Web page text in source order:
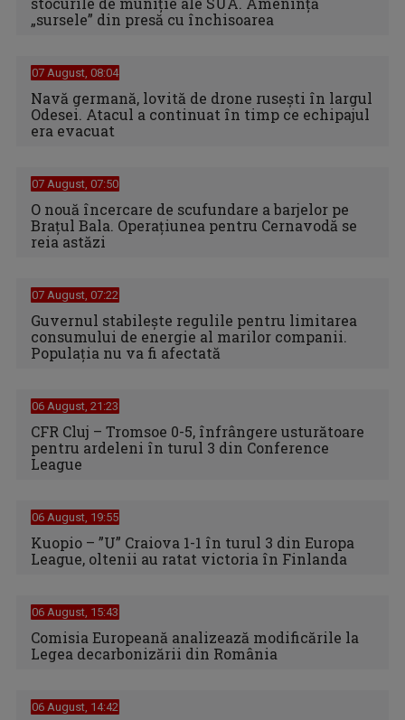
„sursele” din presă cu închisoarea
07 August, 08:04
Navă germană, lovită de drone rusești în largul
Odesei. Atacul a continuat în timp ce echipajul
era evacuat
07 August, 07:50
O nouă încercare de scufundare a barjelor pe
Brațul Bala. Operațiunea pentru Cernavodă se
reia astăzi
07 August, 07:22
Guvernul stabilește regulile pentru limitarea
consumului de energie al marilor companii.
Populația nu va fi afectată
06 August, 21:23
CFR Cluj – Tromsoe 0-5, înfrângere usturătoare
pentru ardeleni în turul 3 din Conference
League
06 August, 19:55
Kuopio – ”U” Craiova 1-1 în turul 3 din Europa
League, oltenii au ratat victoria în Finlanda
06 August, 15:43
Comisia Europeană analizează modificările la
Legea decarbonizării din România
06 August, 14:42